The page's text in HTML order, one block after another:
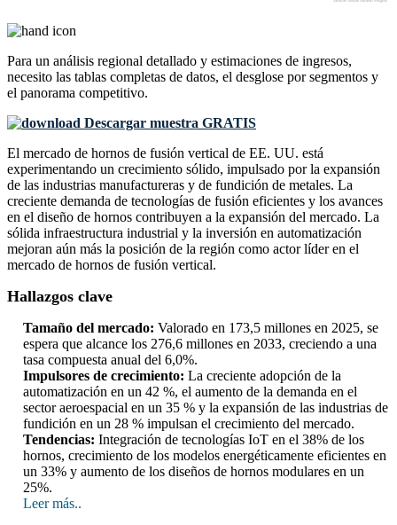
Para un análisis regional detallado y estimaciones de ingresos,
necesito las tablas completas de datos, el desglose por segmentos y
el panorama competitivo.
Descargar muestra GRATIS
El mercado de hornos de fusión vertical de EE. UU. está
experimentando un crecimiento sólido, impulsado por la expansión
de las industrias manufactureras y de fundición de metales. La
creciente demanda de tecnologías de fusión eficientes y los avances
en el diseño de hornos contribuyen a la expansión del mercado. La
sólida infraestructura industrial y la inversión en automatización
mejoran aún más la posición de la región como actor líder en el
mercado de hornos de fusión vertical.
Hallazgos clave
Tamaño del mercado: Valorado en 173,5 millones en 2025, se
espera que alcance los 276,6 millones en 2033, creciendo a una
tasa compuesta anual del 6,0%.
Impulsores de crecimiento: La creciente adopción de la
automatización en un 42 %, el aumento de la demanda en el
sector aeroespacial en un 35 % y la expansión de las industrias de
fundición en un 28 % impulsan el crecimiento del mercado.
Tendencias: Integración de tecnologías IoT en el 38% de los
hornos, crecimiento de los modelos energéticamente eficientes en
un 33% y aumento de los diseños de hornos modulares en un
25%.
Leer más..